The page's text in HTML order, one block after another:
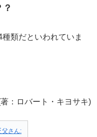
類だといわれていま
：ロバート・キヨサキ)
父さん: